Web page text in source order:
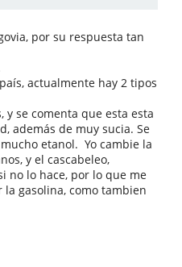
por su respuesta tan
actualmente hay 2 tipos
y se comenta que esta esta
además de muy sucia. Se
etanol. Yo cambie la
y el cascabeleo,
no lo hace, por lo que me
gasolina, como tambien